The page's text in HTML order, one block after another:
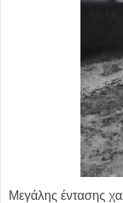
Μεγάλης έντασης